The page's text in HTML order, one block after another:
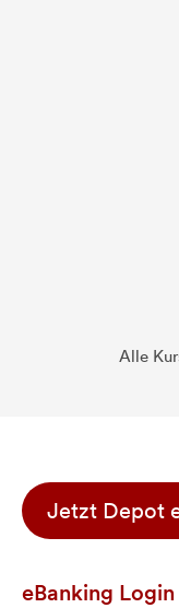
Alle
Jetzt Depot
eBanking Login